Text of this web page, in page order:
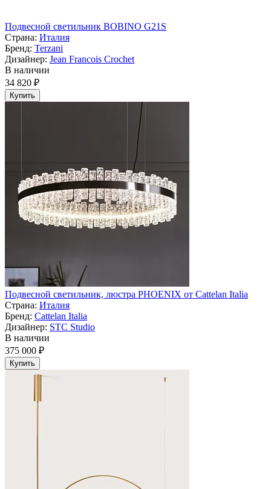
Подвесной светильник BOBINO G21S
Страна: Италия
Бренд: Terzani
Дизайнер: Jean Francois Crochet
В наличии
34 820 ₽
Купить
Подвесной светильник, люстра PHOENIX от Cattelan Italia
Страна: Италия
Бренд: Cattelan Italia
Дизайнер: STC Studio
В наличии
375 000 ₽
Купить